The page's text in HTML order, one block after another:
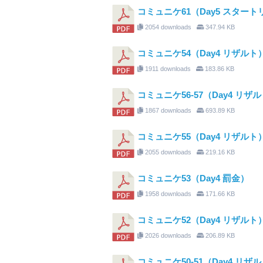
コミュニケ61（Day5 スタート
2054 downloads 347.94 KB
コミュニケ54（Day4 リザルト）
1911 downloads 183.86 KB
コミュニケ56-57（Day4 リザル
1867 downloads 693.89 KB
コミュニケ55（Day4 リザルト）
2055 downloads 219.16 KB
コミュニケ53（Day4 罰金）
1958 downloads 171.66 KB
コミュニケ52（Day4 リザルト）
2026 downloads 206.89 KB